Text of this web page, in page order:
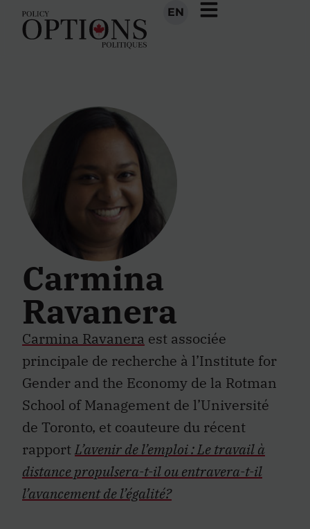
EN
Carmina
Ravanera
Carmina Ravanera est associée
principale de recherche à l’Institute for
Gender and the Economy de la Rotman
School of Management de l’Université
de Toronto, et coauteure du récent
rapportL’avenir de l’emploi : Le travail à
distance propulsera-t-il ou entravera-t-il
l’avancement de l’égalité?